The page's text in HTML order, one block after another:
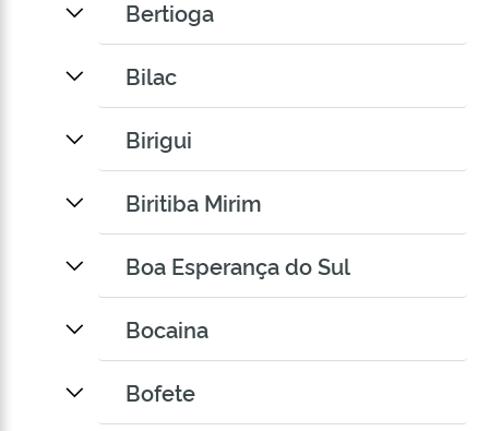
Bertioga
Bilac
Birigui
Biritiba Mirim
Boa Esperança do Sul
Bocaina
Bofete